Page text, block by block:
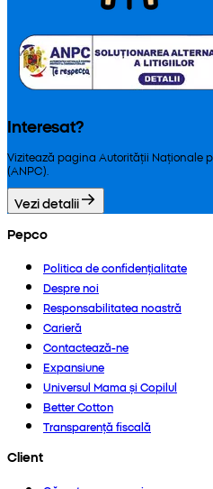
Interesat?
Vizitează pagina Autorității Naționale
(ANPC).
Vezi detalii
Pepco
Politica de confidențialitate
Despre noi
Responsabilitatea noastră
Carieră
Contactează-ne
Expansiune
Universul Mama și Copilul
Better Cotton
Transparență fiscală
Client